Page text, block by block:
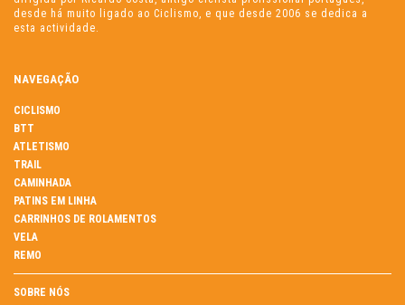
desde há muito ligado ao Ciclismo, e que desde 2006 se dedica a
esta actividade.
NAVEGAÇÃO
CICLISMO
BTT
ATLETISMO
TRAIL
CAMINHADA
PATINS EM LINHA
CARRINHOS DE ROLAMENTOS
VELA
REMO
SOBRE NÓS